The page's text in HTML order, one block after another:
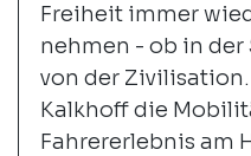
Freiheit immer
nehmen - ob in
von der Zivilisation.
Kalkhoff die
Fahrererlebnis am